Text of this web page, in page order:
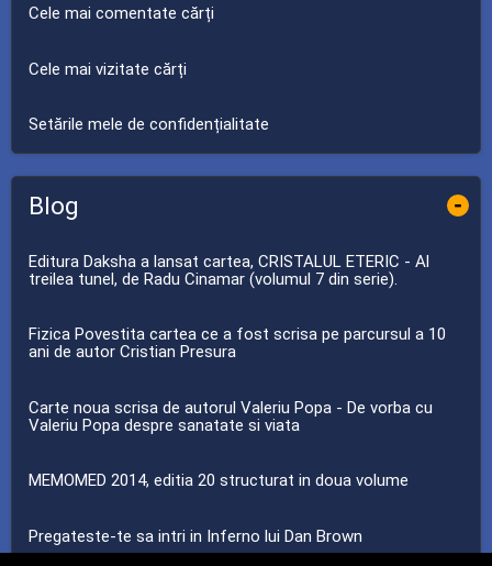
Cele mai comentate cărți
Cele mai vizitate cărți
Setările mele de confidențialitate
Blog -
Editura Daksha a lansat cartea, CRISTALUL ETERIC - Al
treilea tunel, de Radu Cinamar (volumul 7 din serie).
Fizica Povestita cartea ce a fost scrisa pe parcursul a 10
ani de autor Cristian Presura
Carte noua scrisa de autorul Valeriu Popa - De vorba cu
Valeriu Popa despre sanatate si viata
MEMOMED 2014, editia 20 structurat in doua volume
Pregateste-te sa intri in Inferno lui Dan Brown